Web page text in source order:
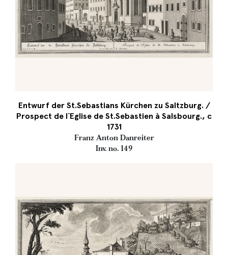
Entwurf der St.Sebastians Kürchen zu Saltzburg. /
Prospect de l`Eglise de St.Sebastien à Salsbourg., c
1731
Franz Anton Danreiter
Inv. no. 149